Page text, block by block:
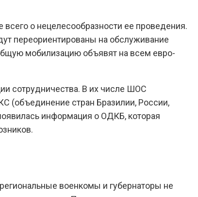
о нецелесообразности ее проведения.
переориентированы на обслуживание
мобилизацию объявят на всем евро-
сотрудничества. В их числе ШОС
(объединение стран Бразилии, России,
информация о ОДКБ, которая
военкомы и губернаторы не